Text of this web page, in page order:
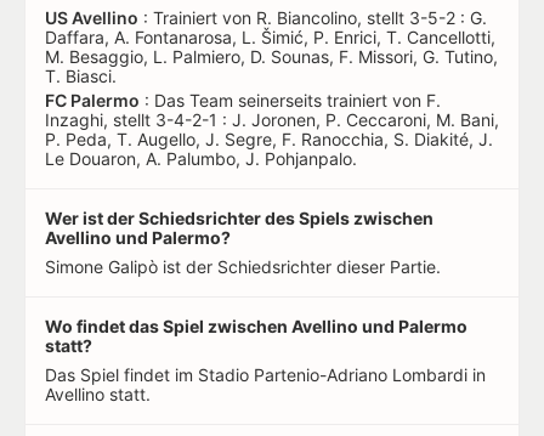
US Avellino : Trainiert von R. Biancolino, stellt 3-5-2 : G.
Daffara, A. Fontanarosa, L. Šimić, P. Enrici, T. Cancellotti,
M. Besaggio, L. Palmiero, D. Sounas, F. Missori, G. Tutino,
T. Biasci.
FC Palermo : Das Team seinerseits trainiert von F.
Inzaghi, stellt 3-4-2-1 : J. Joronen, P. Ceccaroni, M. Bani,
P. Peda, T. Augello, J. Segre, F. Ranocchia, S. Diakité, J.
Le Douaron, A. Palumbo, J. Pohjanpalo.
Wer ist der Schiedsrichter des Spiels zwischen
Avellino und Palermo?
Simone Galipò ist der Schiedsrichter dieser Partie.
Wo findet das Spiel zwischen Avellino und Palermo
statt?
Das Spiel findet im Stadio Partenio-Adriano Lombardi in
Avellino statt.